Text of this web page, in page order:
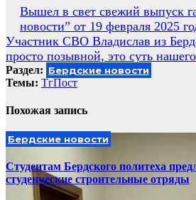
Навигация
по
записям
Вышел в свет свежий выпуск
новости” от 19 февраля 2025
Участник СВО Владислав из
просто позывной, это суть
Раздел: Бердские новости
Темы: ТгПост
Похожая запись
Бердские новости
Студентам Бердского политеха
студенческие строительные отряды